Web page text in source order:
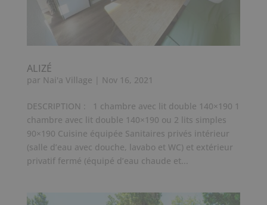
ALIZÉ
par Nai'a Village Nov 16, 2021
DESCRIPTION : 1 chambre avec lit double 140×190 1
chambre avec lit double 140×190 ou 2 lits simples
90×190 Cuisine équipée Sanitaires privés intérieur
(salle d’eau avec douche, lavabo et WC) et extérieur
privatif fermé (équipé d’eau chaude et...